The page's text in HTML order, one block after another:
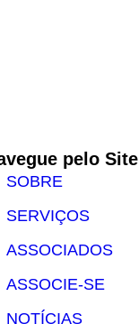
pelo Site
SOBRE
SERVIÇOS
ASSOCIADOS
ASSOCIE-SE
NOTÍCIAS